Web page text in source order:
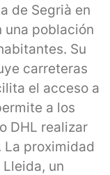
de Segrià en
una población
Su
carreteras
el acceso a
a los
DHL realizar
proximidad
un